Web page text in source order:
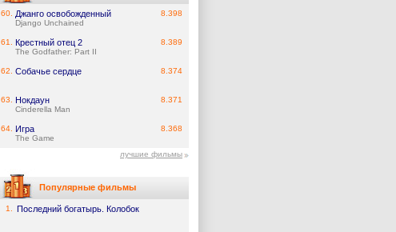
60. Джанго освобожденный
Django Unchained
8.398
61. Крестный отец 2
The Godfather: Part II
8.389
62. Собачье сердце 8.374
63. Нокдаун
Cinderella Man
8.371
64. Игра
The Game
8.368
лучшие фильмы
Популярные фильмы
1. Последний богатырь. Колобок